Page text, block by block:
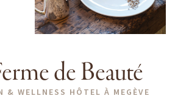
de Beauté
& WELLNESS HÔTEL À MEGÈVE